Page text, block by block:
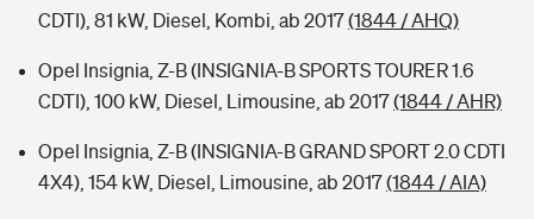
CDTI), 81 kW, Diesel, Kombi, ab 2017(1844 / AHQ)
Opel Insignia, Z-B (INSIGNIA-B SPORTS TOURER 1.6
CDTI), 100 kW, Diesel, Limousine, ab 2017(1844 / AHR)
Opel Insignia, Z-B (INSIGNIA-B GRAND SPORT 2.0 CDTI
4X4), 154 kW, Diesel, Limousine, ab 2017(1844 / AIA)